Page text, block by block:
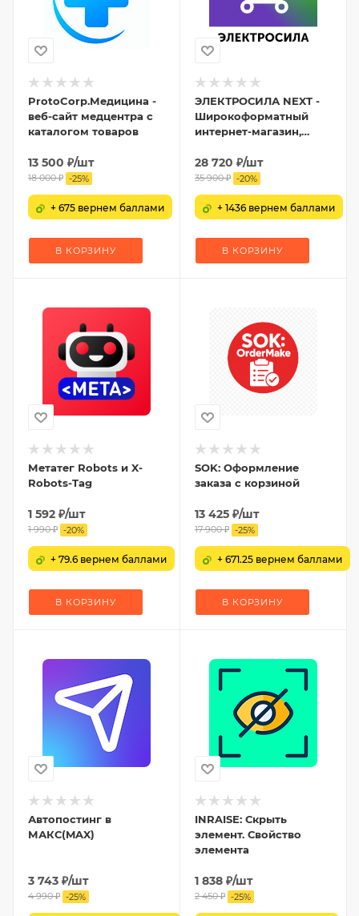
ProtoCorp.Медицина -
веб-сайт медцентра с
каталогом товаров
13 500 ₽/шт
18 000₽ -25%
+ 675 вернем баллами
В КОРЗИНУ
ЭЛЕКТРОСИЛА NEXT -
Широкоформатный
интернет-магазин,
Агрегатор товаров
28 720 ₽/шт
35 900₽ -20%
+ 1436 вернем баллами
В КОРЗИНУ
Метатег Robots и X-
Robots-Tag
1 592 ₽/шт
1 990₽ -20%
+ 79.6 вернем баллами
В КОРЗИНУ
SOK: Оформление
заказа с корзиной
13 425 ₽/шт
17 900₽ -25%
+ 671.25 вернем баллами
В КОРЗИНУ
Автопостинг в
МАКС(MAX)
3 743 ₽/шт
4 990₽ -25%
INRAISE: Скрыть
элемент. Свойство
элемента
1 838 ₽/шт
2 450₽ -25%